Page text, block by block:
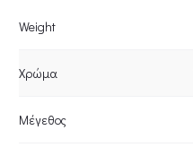
Weight
Χρώμα
Μέγεθος